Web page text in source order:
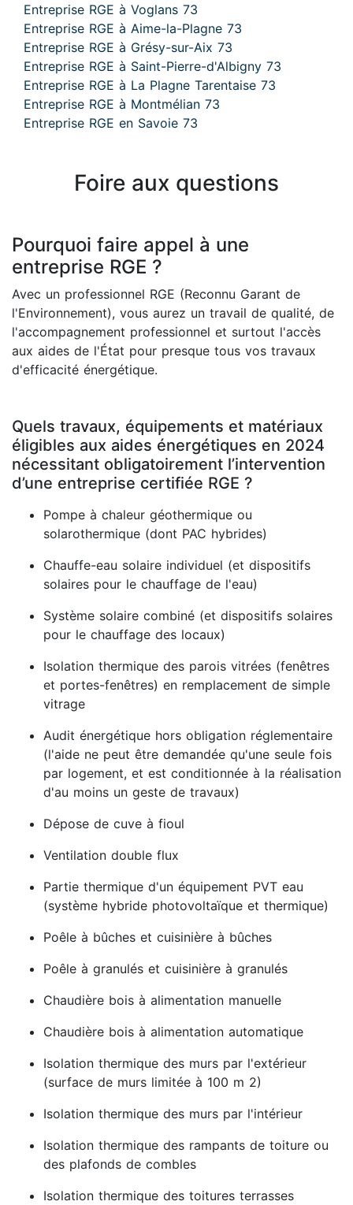
Entreprise RGE à Voglans 73
Entreprise RGE à Aime-la-Plagne 73
Entreprise RGE à Grésy-sur-Aix 73
Entreprise RGE à Saint-Pierre-d'Albigny 73
Entreprise RGE à La Plagne Tarentaise 73
Entreprise RGE à Montmélian 73
Entreprise RGE en Savoie 73
Foire aux questions
Pourquoi faire appel à une
entreprise RGE ?
Avec un professionnel RGE (Reconnu Garant de
l'Environnement), vous aurez un travail de qualité, de
l'accompagnement professionnel et surtout l'accès
aux aides de l'État pour presque tous vos travaux
d'efficacité énergétique.
Quels travaux, équipements et matériaux
éligibles aux aides énergétiques en 2024
nécessitant obligatoirement l’intervention
d’une entreprise certifiée RGE ?
Pompe à chaleur géothermique ou
solarothermique (dont PAC hybrides)
Chauffe-eau solaire individuel (et dispositifs
solaires pour le chauffage de l'eau)
Système solaire combiné (et dispositifs solaires
pour le chauffage des locaux)
Isolation thermique des parois vitrées (fenêtres
et portes-fenêtres) en remplacement de simple
vitrage
Audit énergétique hors obligation réglementaire
(l'aide ne peut être demandée qu'une seule fois
par logement, et est conditionnée à la réalisation
d'au moins un geste de travaux)
Dépose de cuve à fioul
Ventilation double flux
Partie thermique d'un équipement PVT eau
(système hybride photovoltaïque et thermique)
Poêle à bûches et cuisinière à bûches
Poêle à granulés et cuisinière à granulés
Chaudière bois à alimentation manuelle
Chaudière bois à alimentation automatique
Isolation thermique des murs par l'extérieur
(surface de murs limitée à 100 m 2)
Isolation thermique des murs par l'intérieur
Isolation thermique des rampants de toiture ou
des plafonds de combles
Isolation thermique des toitures terrasses